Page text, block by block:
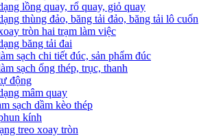
lồng quay, rổ quay, giỏ quay
thùng đảo, băng tải đảo, băng tải lô cuốn
tròn hai trạm làm việc
băng tải đai
sạch chi tiết đúc, sản phẩm đúc
sạch ống thép, trục, thanh
động
mâm quay
sạch dầm kèo thép
kính
treo xoay tròn